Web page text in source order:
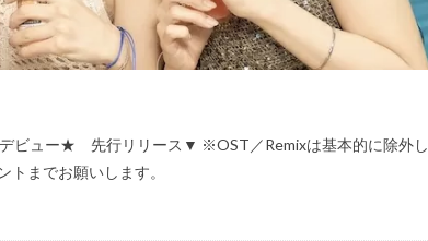
ュー★ 先行リリース▼ ※OST／Remixは基本的に除外し
までお願いします。